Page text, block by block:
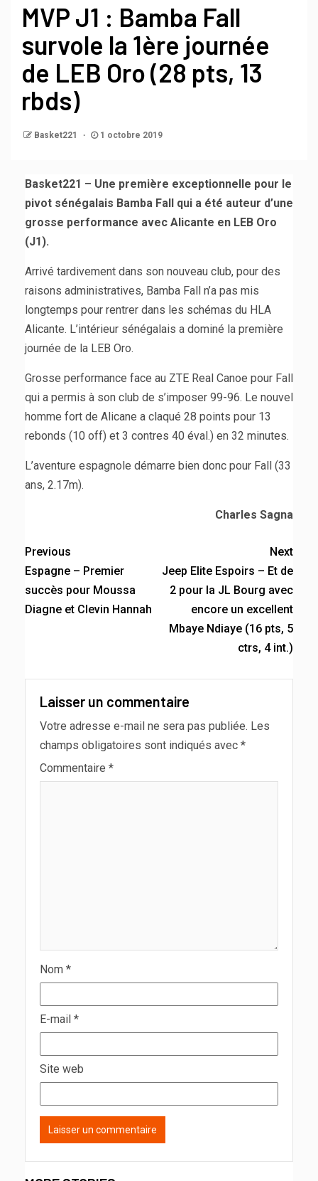
MVP J1 : Bamba Fall
survole la 1ère journée
de LEB Oro (28 pts, 13
rbds)
Basket221 1 octobre 2019
Basket221 – Une première exceptionnelle pour le
pivot sénégalais Bamba Fall qui a été auteur d’une
grosse performance avec Alicante en LEB Oro
(J1).
Arrivé tardivement dans son nouveau club, pour des
raisons administratives, Bamba Fall n’a pas mis
longtemps pour rentrer dans les schémas du HLA
Alicante. L’intérieur sénégalais a dominé la première
journée de la LEB Oro.
Grosse performance face au ZTE Real Canoe pour Fall
qui a permis à son club de s’imposer 99-96. Le nouvel
homme fort de Alicane a claqué 28 points pour 13
rebonds (10 off) et 3 contres 40 éval.) en 32 minutes.
L’aventure espagnole démarre bien donc pour Fall (33
ans, 2.17m).
Charles Sagna
Previous
Espagne – Premier
succès pour Moussa
Diagne et Clevin Hannah
Next
Jeep Elite Espoirs – Et de
2 pour la JL Bourg avec
encore un excellent
Mbaye Ndiaye (16 pts, 5
ctrs, 4 int.)
Laisser un commentaire
Votre adresse e-mail ne sera pas publiée. Les
champs obligatoires sont indiqués avec *
Commentaire *
Nom *
E-mail *
Site web